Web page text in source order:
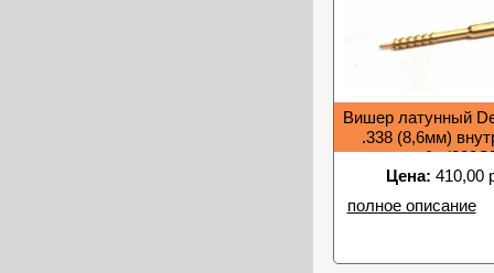
Вишер латунный
.338 (8,6мм)
резьба
Цена: 410,00
полное описание